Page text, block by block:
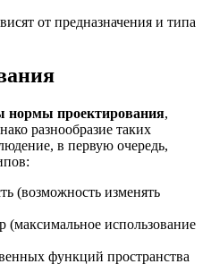
от предназначения и типа
нормы проектирования,
разнообразие таких
в первую очередь,
(возможность изменять
(максимальное использование
функций пространства